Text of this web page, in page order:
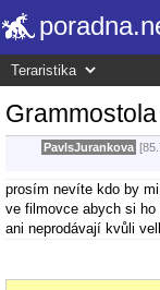
PavlsJurankova
prosím nevíte kdo by
ve filmovce abych si
ani neprodávají kvůli